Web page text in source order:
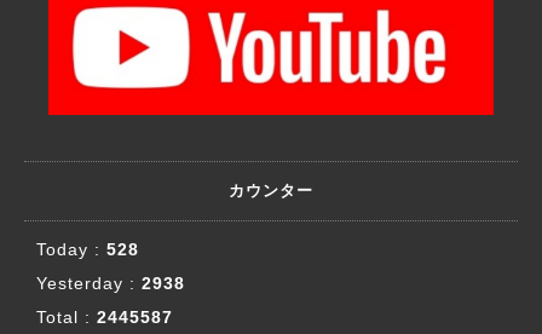
カウンター
Today : 528
Yesterday : 2938
Total : 2445587